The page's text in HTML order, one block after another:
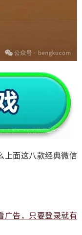
上面这八款经典微信
广告，只要登录就有